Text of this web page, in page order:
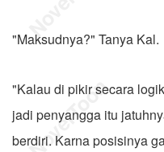
"Maksudnya?" Tanya Kal.
"Kalau di pikir secara
jadi penyangga itu
berdiri. Karna posisinya